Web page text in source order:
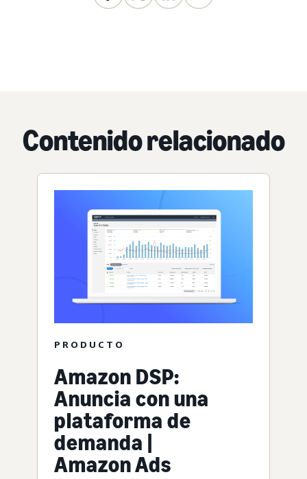
Contenido relacionado
PRODUCTO
Amazon DSP:
Anuncia con una
plataforma de
demanda |
Amazon Ads